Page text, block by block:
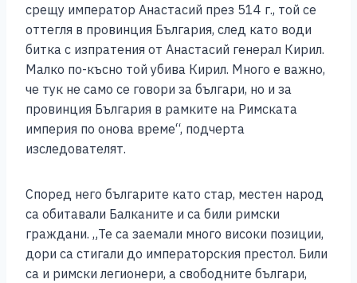
срещу император Анастасий през 514 г., той се
оттегля в провинция България, след като води
битка с изпратения от Анастасий генерал Кирил.
Малко по-късно той убива Кирил. Много е важно,
че тук не само се говори за българи, но и за
провинция България в рамките на Римската
империя по онова време“, подчерта
изследователят.
Според него българите като стар, местен народ
са обитавали Балканите и са били римски
граждани. „Те са заемали много високи позиции,
дори са стигали до императорския престол. Били
са и римски легионери, а свободните българи,